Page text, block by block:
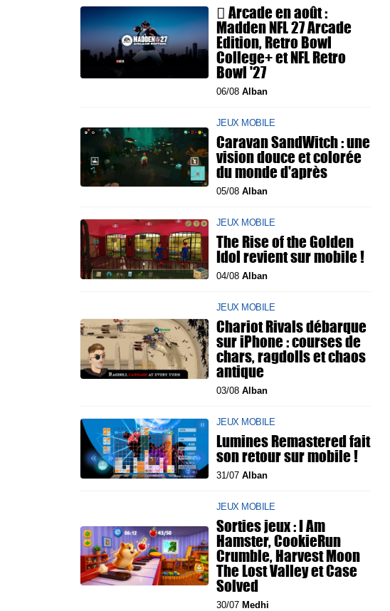
 Arcade en août :
Madden NFL 27 Arcade
Edition, Retro Bowl
College+ et NFL Retro
Bowl '27
06/08 Alban
JEUX MOBILE
Caravan SandWitch : une
vision douce et colorée
du monde d'après
05/08 Alban
JEUX MOBILE
The Rise of the Golden
Idol revient sur mobile !
04/08 Alban
JEUX MOBILE
Chariot Rivals débarque
sur iPhone : courses de
chars, ragdolls et chaos
antique
03/08 Alban
JEUX MOBILE
Lumines Remastered fait
son retour sur mobile !
31/07 Alban
JEUX MOBILE
Sorties jeux : I Am
Hamster, CookieRun
Crumble, Harvest Moon
The Lost Valley et Case
Solved
30/07 Medhi